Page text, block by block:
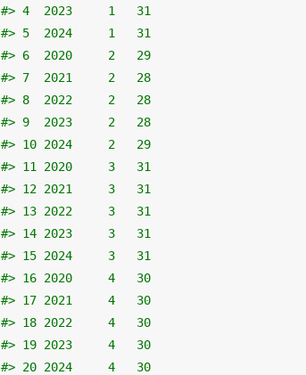
#> 4  2023     1   31
#> 5  2024     1   31
#> 6  2020     2   29
#> 7  2021     2   28
#> 8  2022     2   28
#> 9  2023     2   28
#> 10 2024     2   29
#> 11 2020     3   31
#> 12 2021     3   31
#> 13 2022     3   31
#> 14 2023     3   31
#> 15 2024     3   31
#> 16 2020     4   30
#> 17 2021     4   30
#> 18 2022     4   30
#> 19 2023     4   30
#> 20 2024     4   30